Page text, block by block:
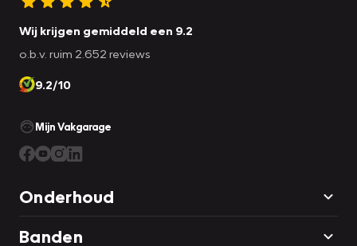
Wij krijgen gemiddeld een 9.2
o.b.v. ruim 2.652 reviews
9.2/10
Mijn Vakgarage
Onderhoud
Banden